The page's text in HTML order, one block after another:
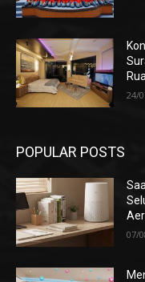
24/
POPULAR POSTS
07/